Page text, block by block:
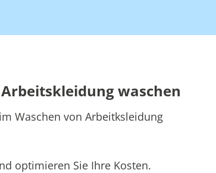
waschen
Waschen von Arbeitksleidung
optimieren Sie Ihre Kosten.